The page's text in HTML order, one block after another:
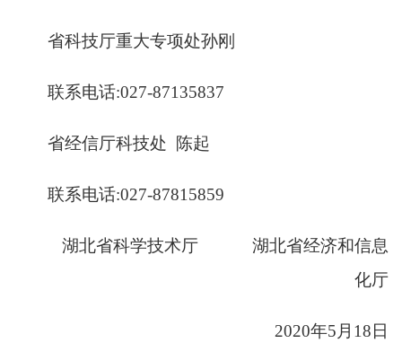
省科技厅重大专项处孙刚
联系电话:027-87135837
省经信厅科技处 陈起
联系电话:027-87815859
湖北省科学技术厅
湖北省经济和信息
化厅
2020年5 月 18 日